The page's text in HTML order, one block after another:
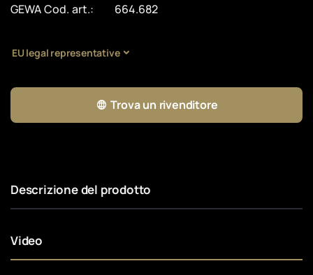
GEWA Cod. art.:
664.682
EU legal representative
Trova un rivenditore
Descrizione del prodotto
Video